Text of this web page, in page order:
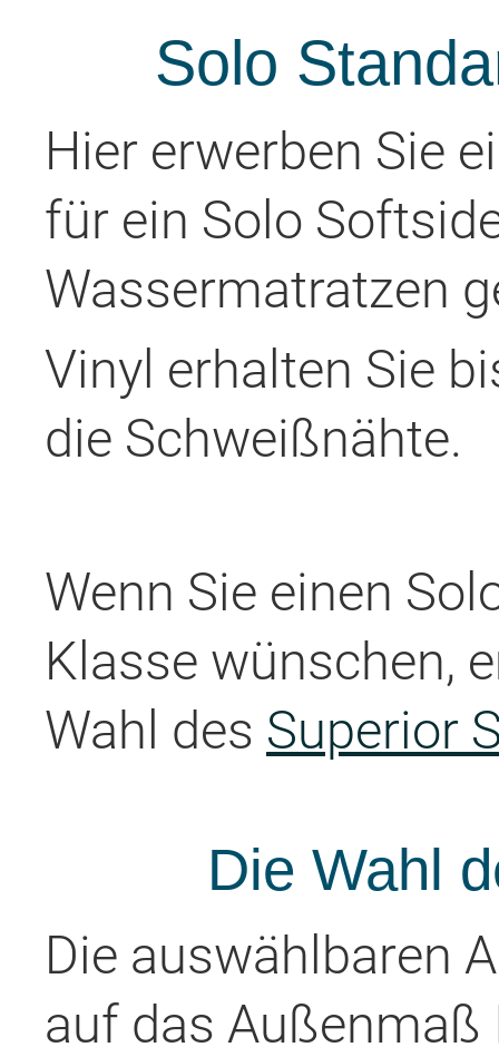
Solo
Hier erwerben Sie
für ein Solo
Wassermatratzen
Vinyl erhalten Sie
die Schweißnähte.
Wenn Sie einen
Klasse wünschen,
Wahl des Superior
Die Wahl
Die auswählbaren
auf das